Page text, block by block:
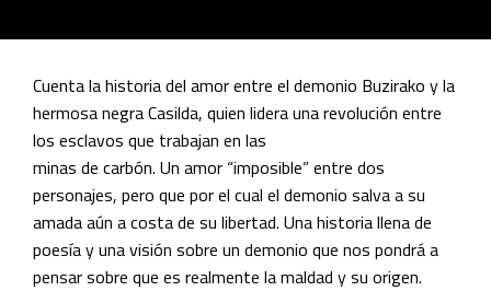
Cuenta la historia del amor entre el demonio Buzirako y la
hermosa negra Casilda, quien lidera una revolución entre
los esclavos que trabajan en las
minas de carbón. Un amor “imposible” entre dos
personajes, pero que por el cual el demonio salva a su
amada aún a costa de su libertad. Una historia llena de
poesía y una visión sobre un demonio que nos pondrá a
pensar sobre que es realmente la maldad y su origen.